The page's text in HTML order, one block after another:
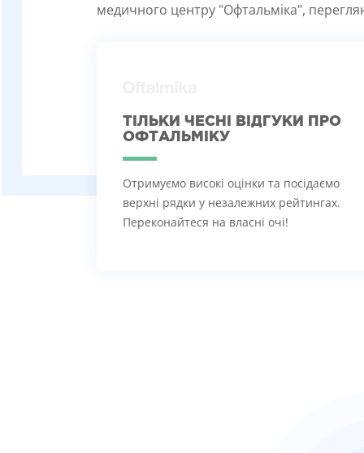
медичного центру "Офтальміка",
ТІЛЬКИ ЧЕСНІ ВІДГУКИ ПРО
ОФТАЛЬМІКУ
Отримуємо високі оцінки та посідаємо
верхні рядки у незалежних рейтингах.
Переконайтеся на власні очі!